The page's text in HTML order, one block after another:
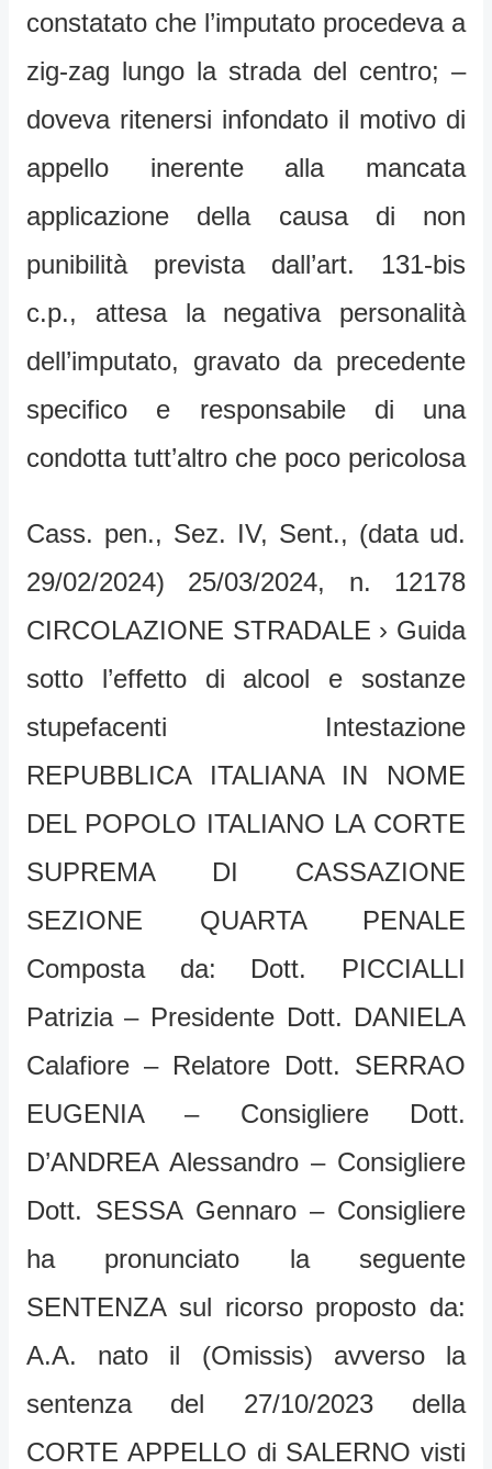
constatato che l’imputato procedeva a
zig-zag lungo la strada del centro; –
doveva ritenersi infondato il motivo di
appello inerente alla mancata
applicazione della causa di non
punibilità prevista dall’art. 131-bis
c.p., attesa la negativa personalità
dell’imputato, gravato da precedente
specifico e responsabile di una
condotta tutt’altro che poco pericolosa
Cass. pen., Sez. IV, Sent., (data ud.
29/02/2024) 25/03/2024, n. 12178
CIRCOLAZIONE STRADALE › Guida
sotto l’effetto di alcool e sostanze
stupefacenti Intestazione
REPUBBLICA ITALIANA IN NOME
DEL POPOLO ITALIANO LA CORTE
SUPREMA DI CASSAZIONE
SEZIONE QUARTA PENALE
Composta da: Dott. PICCIALLI
Patrizia – Presidente Dott. DANIELA
Calafiore – Relatore Dott. SERRAO
EUGENIA – Consigliere Dott.
D’ANDREA Alessandro – Consigliere
Dott. SESSA Gennaro – Consigliere
ha pronunciato la seguente
SENTENZA sul ricorso proposto da:
A.A. nato il (Omissis) avverso la
sentenza del 27/10/2023 della
CORTE APPELLO di SALERNO visti